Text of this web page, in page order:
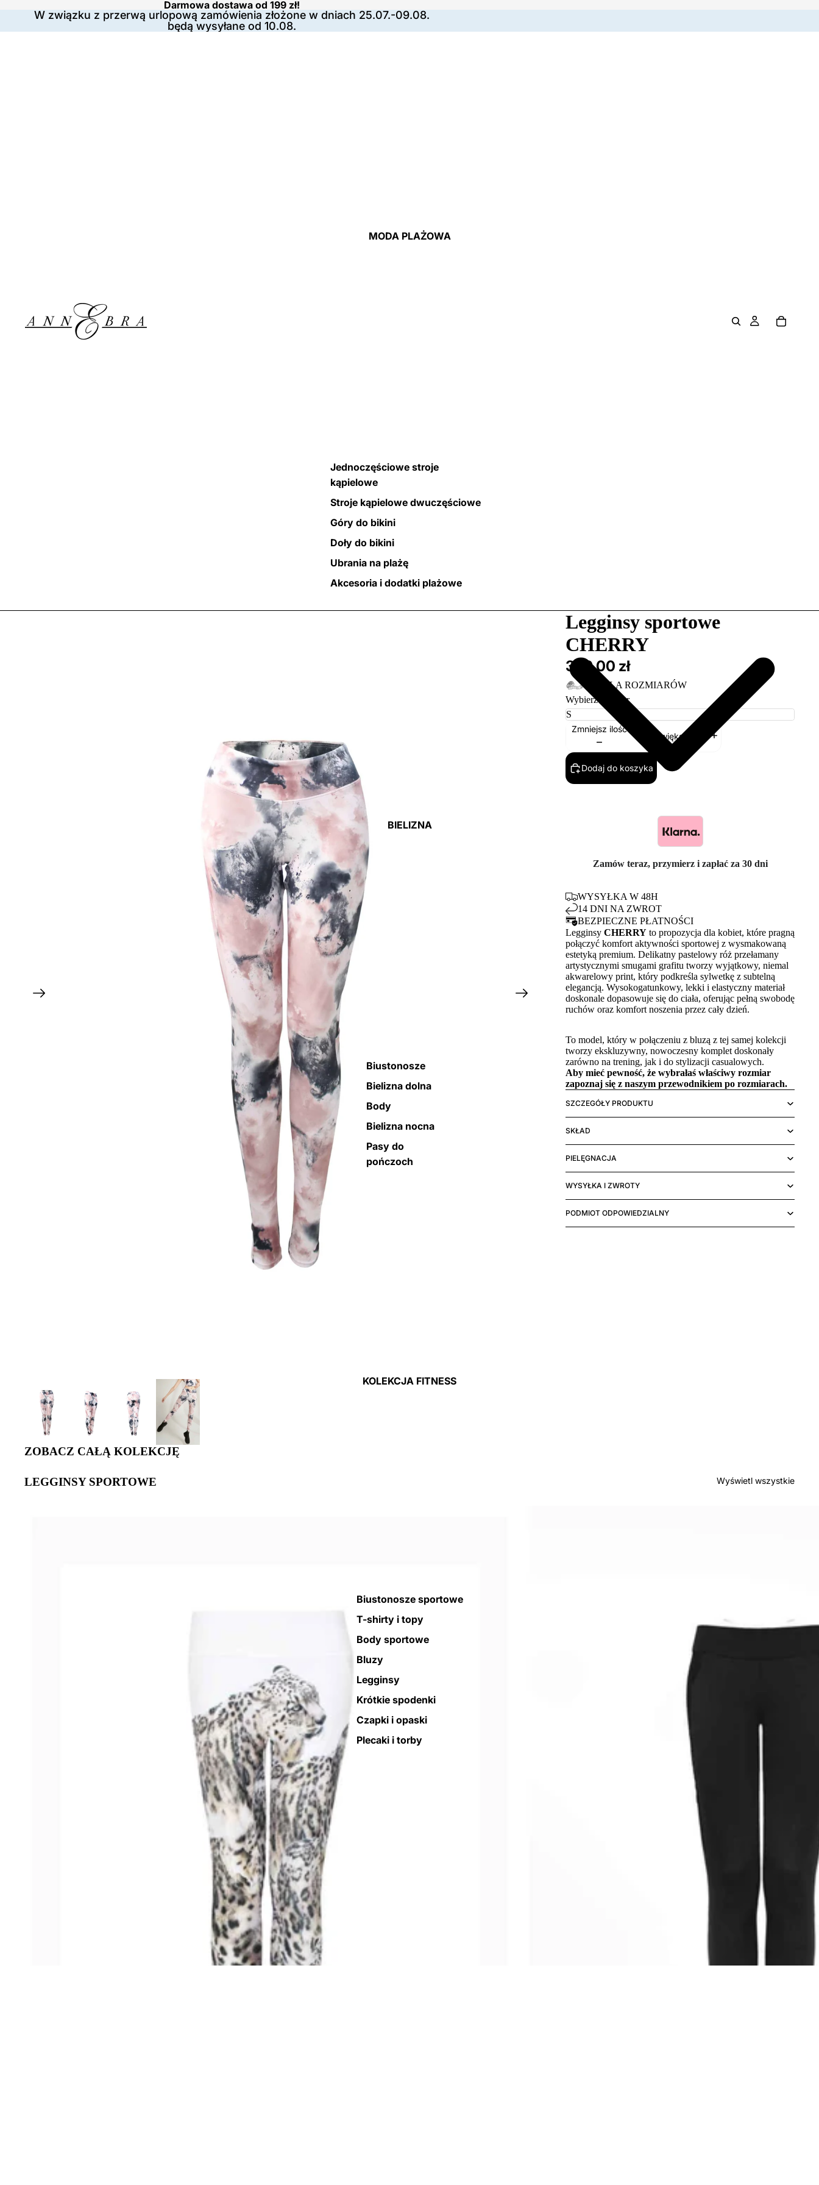
Darmowa dostawa od 199 zł!
W związku z przerwą urlopową zamówienia złożone w dniach 25.07.-09.08.
będą wysyłane od 10.08.
MODA PLAŻOWA
Jednoczęściowe stroje
kąpielowe
Stroje kąpielowe dwuczęściowe
Góry do bikini
Doły do bikini
Ubrania na plażę
Akcesoria i dodatki plażowe
BIELIZNA
Biustonosze
Bielizna dolna
Body
Bielizna nocna
Pasy do
pończoch
KOLEKCJA FITNESS
Biustonosze sportowe
T-shirty i topy
Body sportowe
Bluzy
Legginsy
Krótkie spodenki
Czapki i opaski
Plecaki i torby
Legginsy sportowe
CHERRY
369,00 zł
TABELA ROZMIARÓW
Wybierz rozmiar
Zmniejsz ilość
Zwiększ ilość
Dodaj do koszyka
Zamów teraz, przymierz i zapłać za 30 dni
WYSYŁKA W 48H
14 DNI NA ZWROT
BEZPIECZNE PŁATNOŚCI
Legginsy CHERRY to propozycja dla kobiet, które pragną
połączyć komfort aktywności sportowej z wysmakowaną
estetyką premium. Delikatny pastelowy róż przełamany
artystycznymi smugami grafitu tworzy wyjątkowy, niemal
akwarelowy print, który podkreśla sylwetkę z subtelną
elegancją. Wysokogatunkowy, lekki i elastyczny materiał
doskonale dopasowuje się do ciała, oferując pełną swobodę
ruchów oraz komfort noszenia przez cały dzień.
To model, który w połączeniu z bluzą z tej samej kolekcji
tworzy ekskluzywny, nowoczesny komplet doskonały
zarówno na trening, jak i do stylizacji casualowych.
Aby mieć pewność, że wybrałaś właściwy rozmiar
zapoznaj się z naszym przewodnikiem po rozmiarach.
SZCZEGÓŁY PRODUKTU
SKŁAD
PIELĘGNACJA
WYSYŁKA I ZWROTY
PODMIOT ODPOWIEDZIALNY
ZOBACZ CAŁĄ KOLEKCJĘ
LEGGINSY SPORTOWE Wyświetl wszystkie